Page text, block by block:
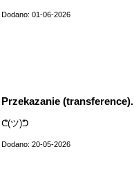
Dodano: 01-06-2026
Przekazanie (transference).
ᕦ(ツ)ᕤ
Dodano: 20-05-2026